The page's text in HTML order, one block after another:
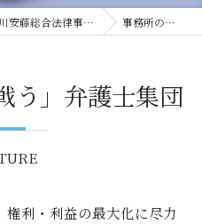
弁護士は神奈川県、横浜市の石川安藤総合法律事務所 事務所の特徴
う」弁護士集団
権利・利益の最大化に尽力